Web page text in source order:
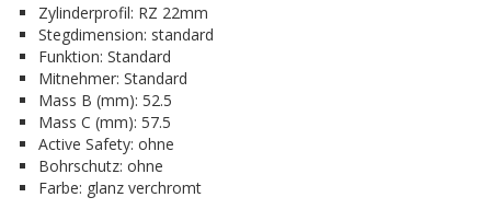
Zylinderprofil: RZ 22mm
Stegdimension: standard
Funktion: Standard
Mitnehmer: Standard
Mass B (mm): 52.5
Mass C (mm): 57.5
Active Safety: ohne
Bohrschutz: ohne
Farbe: glanz verchromt